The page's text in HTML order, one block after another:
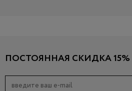
ПОСТОЯННАЯ СКИДКА 15%